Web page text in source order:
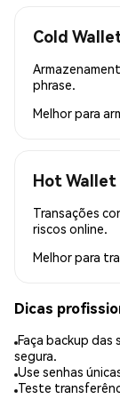
Cold
phrase.
Melhor para
Hot
Transações
riscos online.
Melhor para
Dicas
Faça backup das
segura.
Use senhas
Teste